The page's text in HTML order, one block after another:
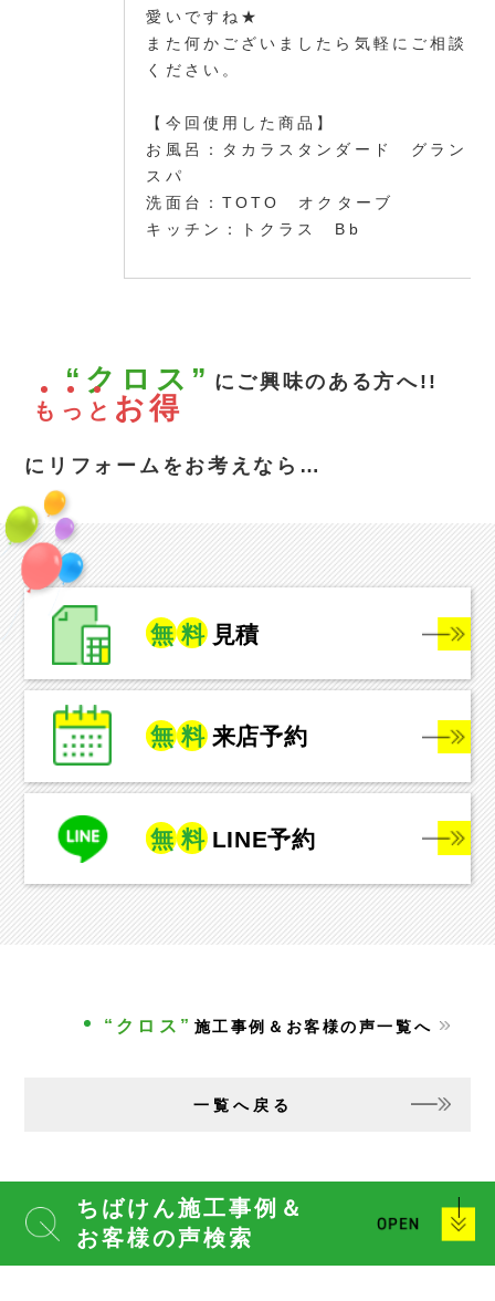
愛いですね★
また何かございましたら気軽にご相談
ください。
【今回使用した商品】
お風呂：タカラスタンダード グラン
スパ
洗面台：TOTO オクターブ
キッチン：トクラス Bb
“クロス” にご興味のある方へ!!
も っ と お得
にリフォームをお考えなら…
無 料 見積
無 料 来店予約
無 料 LINE予約
“クロス” 施工事例＆お客様の声一覧へ
一覧へ戻る
ちばけん施工事例＆
お客様の声検索